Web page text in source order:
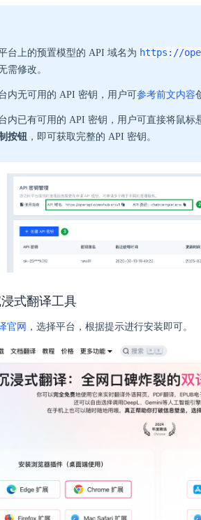
台上的预置模型的 API 域名为 https://
需修改。
内无可用的 API 密钥，用户可参考前文内容
内已有可用的 API 密钥，用户可直接将鼠标
按钮 ，即可获取完整的 API 密钥。
式翻译工具
官网 ，选择平台，根据提示进行安装即可。